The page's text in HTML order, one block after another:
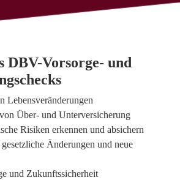
DBV-Vorsorge- und
Lebensveränderungen
Über- und Unterversicherung
Risiken erkennen und absichern
Änderungen und neue
und Zukunftssicherheit